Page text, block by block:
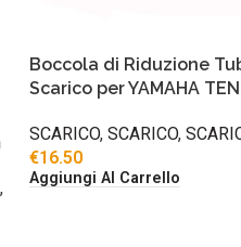
,
Boccola di Riduzione
Scarico per YAMAHA
SCARICO, SCARICO,
€16.50
Aggiungi Al Carrello